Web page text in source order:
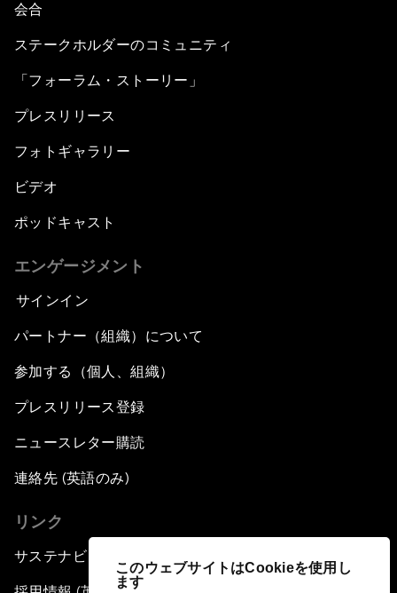
このウェブサイトはCookieを使用し
ます
会合
ステークホルダーのコミュニティ
「フォーラム・ストーリー」
プレスリリース
フォトギャラリー
ビデオ
ポッドキャスト
エンゲージメント
サインイン
パートナー（組織）について
参加する（個人、組織）
プレスリリース登録
ニュースレター購読
連絡先 (英語のみ)
リンク
サステナビリティへの取り組み